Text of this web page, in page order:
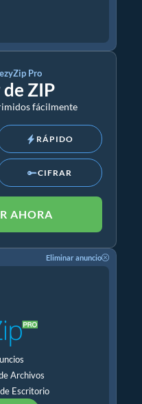
Pro
ZIP
fácilmente
RÁPIDO
CIFRAR
AHORA
Eliminar anuncio
Archivos
Escritorio